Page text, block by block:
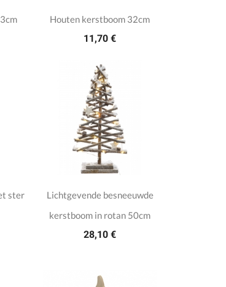
Houten kerstboom 32cm
11,70 €
ster
Lichtgevende besneeuwde
kerstboom in rotan 50cm
28,10 €